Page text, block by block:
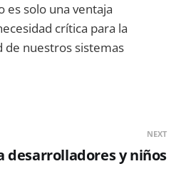
es solo una ventaja
crítica para la
de nuestros sistemas
NEXT
desarrolladores y niños